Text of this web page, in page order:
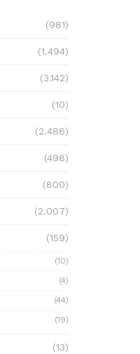
(981)
(1.494)
(3.142)
(10)
(2.486)
(498)
(800)
(2.007)
(159)
(10)
(4)
(44)
(19)
(13)